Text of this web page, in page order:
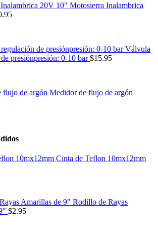
Motosierra Inalambrica
Válvula
presiónpresión: 0-10 bar $15.95
Medidor de flujo de argón
Cinta de Teflon 10mx12mm
Rodillo de Rayas
$2.95